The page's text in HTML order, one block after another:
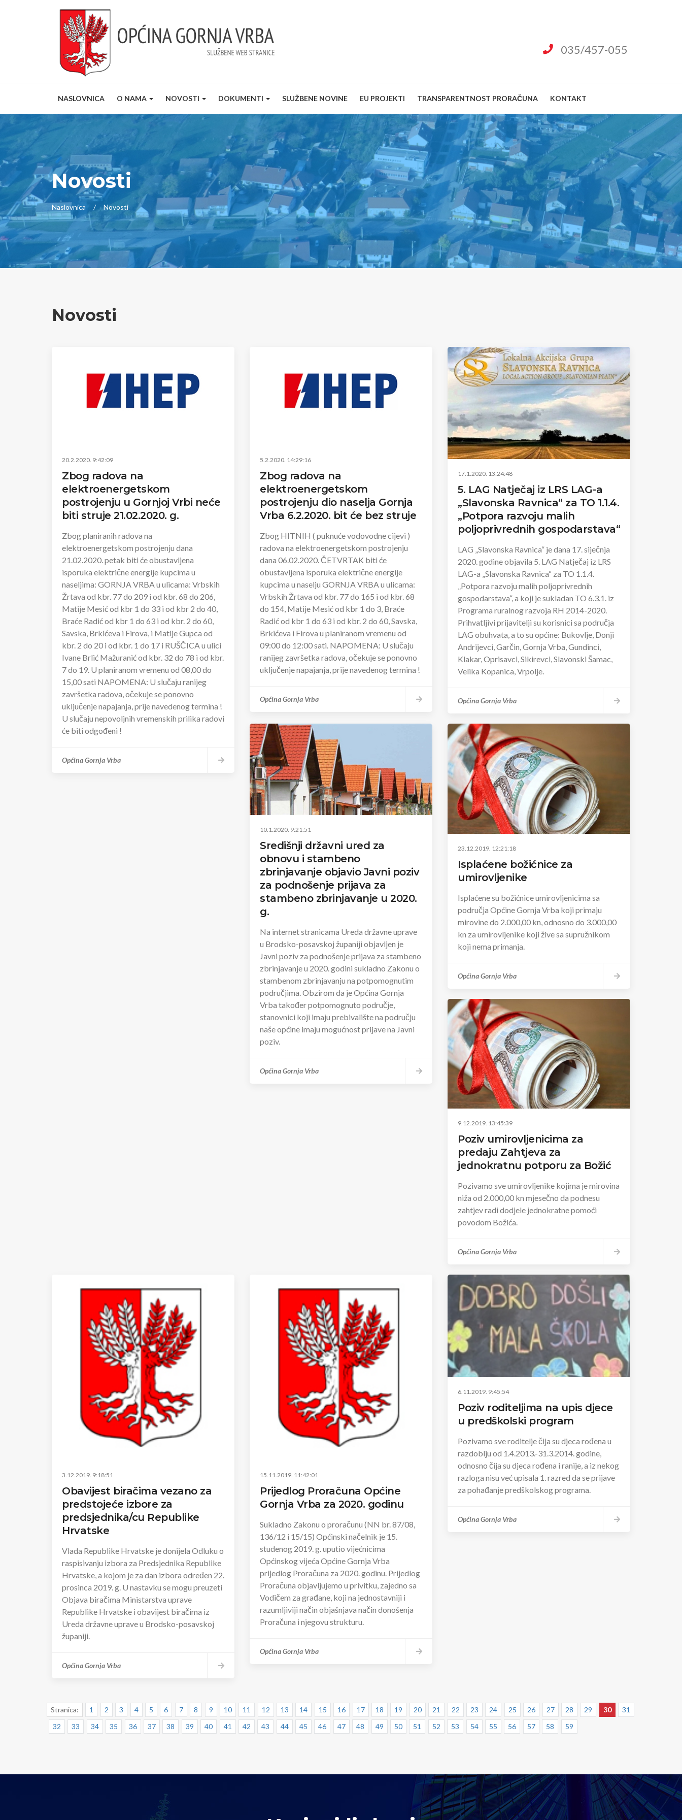
035/457-055
NASLOVNICA O NAMA NOVOSTI DOKUMENTI SLUŽBENE NOVINE EU PROJEKTI TRANSPARENTNOST PRORAČUNA KONTAKT
Novosti
Naslovnica Novosti
Novosti
20.2.2020. 9:42:09
Zbog radova na
elektroenergetskom
postrojenju u Gornjoj Vrbi neće
biti struje 21.02.2020. g.
Zbog planiranih radova na
elektroenergetskom postrojenju dana
21.02.2020. petak biti će obustavljena
isporuka električne energije kupcima u
naseljima: GORNJA VRBA u ulicama: Vrbskih
Žrtava od kbr. 77 do 209 i od kbr. 68 do 206,
Matije Mesić od kbr 1 do 33 i od kbr 2 do 40,
Braće Radić od kbr 1 do 63 i od kbr. 2 do 60,
Savska, Brkićeva i Firova, i Matije Gupca od
kbr. 2 do 20 i od kbr. 1 do 17 i RUŠČICA u ulici
Ivane Brlić Mažuranić od kbr. 32 do 78 i od kbr.
7 do 19. U planiranom vremenu od 08,00 do
15,00 sati NAPOMENA: U slučaju ranijeg
završetka radova, očekuje se ponovno
uključenje napajanja, prije navedenog termina !
U slučaju nepovoljnih vremenskih prilika radovi
će biti odgođeni !
Općina Gornja Vrba
5.2.2020. 14:29:16
Zbog radova na
elektroenergetskom
postrojenju dio naselja Gornja
Vrba 6.2.2020. bit će bez struje
Zbog HITNIH ( puknuće vodovodne cijevi )
radova na elektroenergetskom postrojenju
dana 06.02.2020. ČETVRTAK biti će
obustavljena isporuka električne energije
kupcima u naselju GORNJA VRBA u ulicama:
Vrbskih Žrtava od kbr. 77 do 165 i od kbr. 68
do 154, Matije Mesić od kbr 1 do 3, Braće
Radić od kbr 1 do 63 i od kbr. 2 do 60, Savska,
Brkićeva i Firova u planiranom vremenu od
09:00 do 12:00 sati. NAPOMENA: U slučaju
ranijeg završetka radova, očekuje se ponovno
uključenje napajanja, prije navedenog termina !
Općina Gornja Vrba
17.1.2020. 13:24:48
5. LAG Natječaj iz LRS LAG-a
„Slavonska Ravnica“ za TO 1.1.4.
„Potpora razvoju malih
poljoprivrednih gospodarstava“
LAG „Slavonska Ravnica“ je dana 17. siječnja
2020. godine objavila 5. LAG Natječaj iz LRS
LAG-a „Slavonska Ravnica“ za TO 1.1.4.
„Potpora razvoju malih poljoprivrednih
gospodarstava“, a koji je sukladan TO 6.3.1. iz
Programa ruralnog razvoja RH 2014-2020.
Prihvatljivi prijavitelji su korisnici sa područja
LAG obuhvata, a to su općine: Bukovlje, Donji
Andrijevci, Garčin, Gornja Vrba, Gundinci,
Klakar, Oprisavci, Sikirevci, Slavonski Šamac,
Velika Kopanica, Vrpolje.
Općina Gornja Vrba
10.1.2020. 9:21:51
Središnji državni ured za
obnovu i stambeno
zbrinjavanje objavio Javni poziv
za podnošenje prijava za
stambeno zbrinjavanje u 2020.
g.
Na internet stranicama Ureda državne uprave
u Brodsko-posavskoj županiji objavljen je
Javni poziv za podnošenje prijava za stambeno
zbrinjavanje u 2020. godini sukladno Zakonu o
stambenom zbrinjavanju na potpomognutim
područjima. Obzirom da je Općina Gornja
Vrba također potpomognuto područje,
stanovnici koji imaju prebivalište na području
naše općine imaju mogućnost prijave na Javni
poziv.
Općina Gornja Vrba
23.12.2019. 12:21:18
Isplaćene božićnice za
umirovljenike
Isplaćene su božićnice umirovljenicima sa
područja Općine Gornja Vrba koji primaju
mirovine do 2.000,00 kn, odnosno do 3.000,00
kn za umirovljenike koji žive sa supružnikom
koji nema primanja.
Općina Gornja Vrba
9.12.2019. 13:45:39
Poziv umirovljenicima za
predaju Zahtjeva za
jednokratnu potporu za Božić
Pozivamo sve umirovljenike kojima je mirovina
niža od 2.000,00 kn mjesečno da podnesu
zahtjev radi dodjele jednokratne pomoći
povodom Božića.
Općina Gornja Vrba
3.12.2019. 9:18:51
Obavijest biračima vezano za
predstojeće izbore za
predsjednika/cu Republike
Hrvatske
Vlada Republike Hrvatske je donijela Odluku o
raspisivanju izbora za Predsjednika Republike
Hrvatske, a kojom je za dan izbora određen 22.
prosinca 2019. g. U nastavku se mogu preuzeti
Objava biračima Ministarstva uprave
Republike Hrvatske i obavijest biračima iz
Ureda državne uprave u Brodsko-posavskoj
županiji.
Općina Gornja Vrba
15.11.2019. 11:42:01
Prijedlog Proračuna Općine
Gornja Vrba za 2020. godinu
Sukladno Zakonu o proračunu (NN br. 87/08,
136/12 i 15/15) Općinski načelnik je 15.
studenog 2019. g. uputio vijećnicima
Općinskog vijeća Općine Gornja Vrba
prijedlog Proračuna za 2020. godinu. Prijedlog
Proračuna objavljujemo u privitku, zajedno sa
Vodičem za građane, koji na jednostavniji i
razumljiviji način objašnjava način donošenja
Proračuna i njegovu strukturu.
Općina Gornja Vrba
6.11.2019. 9:45:54
Poziv roditeljima na upis djece
u predškolski program
Pozivamo sve roditelje čija su djeca rođena u
razdoblju od 1.4.2013.-31.3.2014. godine,
odnosno čija su djeca rođena i ranije, a iz nekog
razloga nisu već upisala 1. razred da se prijave
za pohađanje predškolskog programa.
Općina Gornja Vrba
Stranica: 1 2 3 4 5 6 7 8 9 10 11 12 13 14 15 16 17 18 19 20 21 22 23 24 25 26 27 28 29 30
31
32
33 34 35 36 37 38 39 40 41 42 43 44 45 46 47 48 49 50 51 52 53 54 55 56 57 58 59